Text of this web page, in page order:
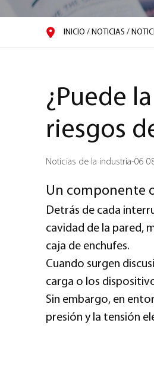
INICIO / NOTICIAS /
¿Puede
riesgos
Noticias de la industria-06
Un componente
Detrás de cada
cavidad de la pared,
caja de enchufes.
Cuando surgen
carga o los
Sin embargo, en
presión y la tensión